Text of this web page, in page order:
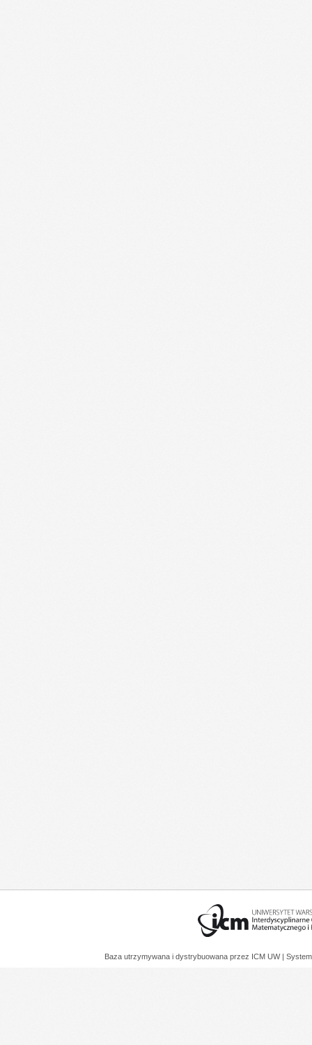
Baza utrzymywana i dystrybuowana przez ICM UW |